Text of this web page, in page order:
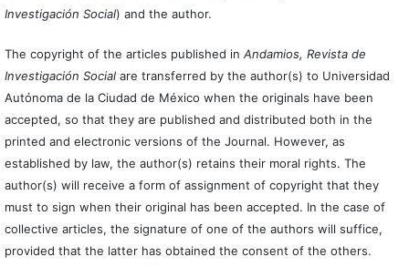
Investigación Social) and the author.
The copyright of the articles published in Andamios, Revista de
Investigación Socialare transferred by the author(s) to Universidad
Autónoma de la Ciudad de México when the originals have been
accepted, so that they are published and distributed both in the
printed and electronic versions of the Journal. However, as
established by law, the author(s) retains their moral rights. The
author(s) will receive a form of assignment of copyright that they
must to sign when their original has been accepted. In the case of
collective articles, the signature of one of the authors will suffice,
provided that the latter has obtained the consent of the others.